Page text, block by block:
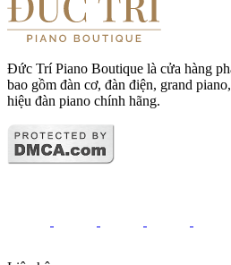
Đức Trí Piano Boutique là cửa hàng
bao gồm đàn cơ, đàn điện, grand
hiệu đàn piano chính hãng.